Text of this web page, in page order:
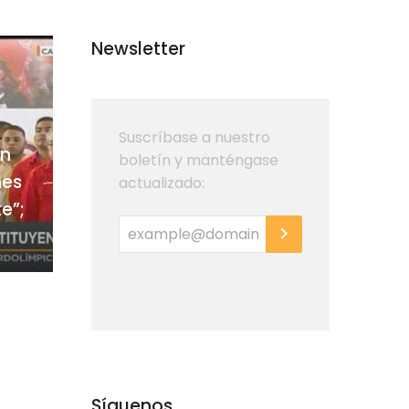
Newsletter
Suscríbase a nuestro
boletín y manténgase
actualizado: